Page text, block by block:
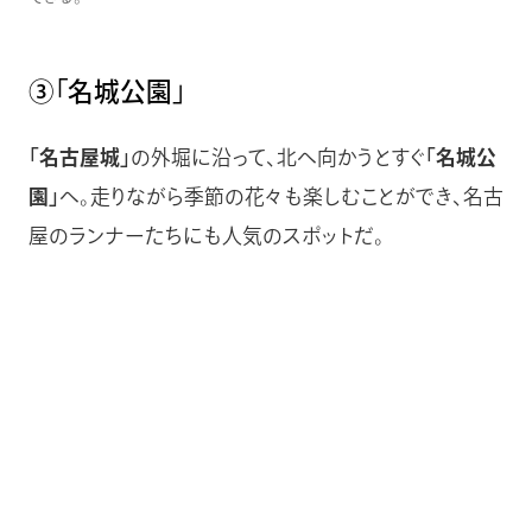
③「名城公園」
「名古屋城」 の外堀に沿って、北へ向かうとすぐ「名城公
園」 へ。走りながら季節の花々も楽しむことができ、名古
屋のランナーたちにも人気のスポットだ。